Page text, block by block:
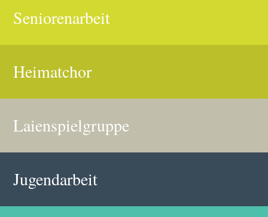
Seniorenarbeit
Heimatchor
Laienspielgruppe
Jugendarbeit